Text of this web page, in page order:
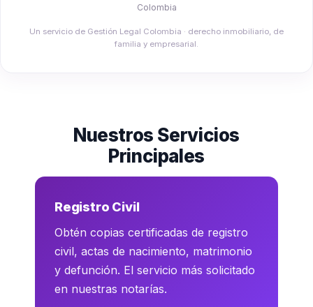
Colombia
Un servicio de Gestión Legal Colombia · derecho inmobiliario, de
familia y empresarial.
Nuestros Servicios
Principales
Registro Civil
Obtén copias certificadas de registro
civil, actas de nacimiento, matrimonio
y defunción. El servicio más solicitado
en nuestras notarías.